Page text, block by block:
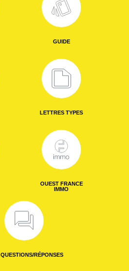
GUIDE
LETTRES TYPES
OUEST FRANCE
IMMO
QUESTIONS/RÉPONSES